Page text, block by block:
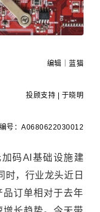
编辑｜蓝猫
投顾支持 | 于晓明
号：A0680622030012
码AI基础设施建
时，行业龙头近日
订单相对于去年